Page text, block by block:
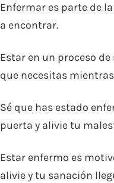
Enfermar es parte de
a encontrar.
Estar en un proceso
que necesitas
Sé que has estado
puerta y alivie tu
Estar enfermo es
alivie y tu sanación